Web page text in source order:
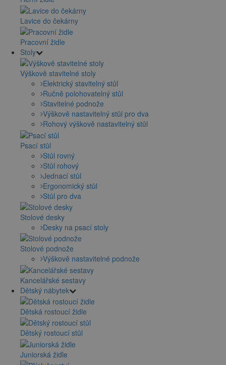
Lavice do čekárny
Pracovní židle
Stoly
Výškově stavitelné stoly
Elektrický stavitelný stůl
Ručně polohovatelný stůl
Stavitelné podnože
Výškově nastavitelný stůl pro dva
Rohový výškově nastavitelný stůl
Psací stůl
Stůl rovný
Stůl rohový
Jednací stůl
Ergonomický stůl
Stůl pro dva
Stolové desky
Desky na psací stoly
Stolové podnože
Výškově nastavitelné podnože
Kancelářské sestavy
Dětský nábytek
Dětská rostoucí židle
Dětský rostoucí stůl
Juniorská židle